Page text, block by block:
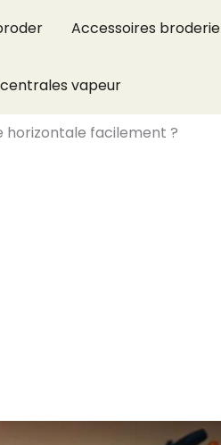
Accessoires broderie
centrales vapeur
facilement ?